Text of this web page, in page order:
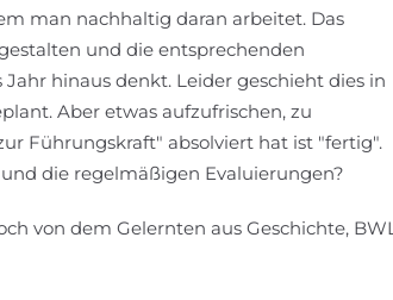
man nachhaltig daran arbeitet. Das
und die entsprechenden
hinaus denkt. Leider geschieht dies in
Aber etwas aufzufrischen, zu
Führungskraft" absolviert hat ist "fertig".
die regelmäßigen Evaluierungen?
von dem Gelernten aus Geschichte, BWL